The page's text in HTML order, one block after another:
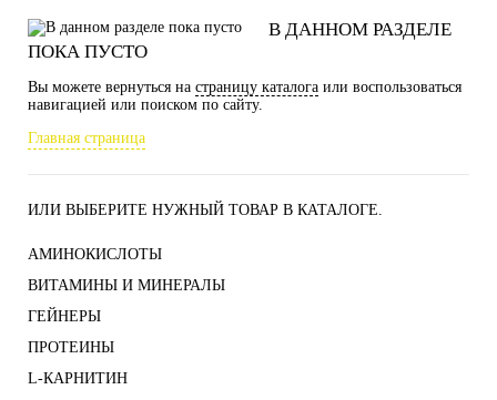
В ДАННОМ РАЗДЕЛЕ
ПОКА ПУСТО
Вы можете вернуться на страницу каталога или воспользоваться
навигацией или поиском по сайту.
Главная страница
ИЛИ ВЫБЕРИТЕ НУЖНЫЙ ТОВАР В КАТАЛОГЕ.
АМИНОКИСЛОТЫ
ВИТАМИНЫ И МИНЕРАЛЫ
ГЕЙНЕРЫ
ПРОТЕИНЫ
L-КАРНИТИН